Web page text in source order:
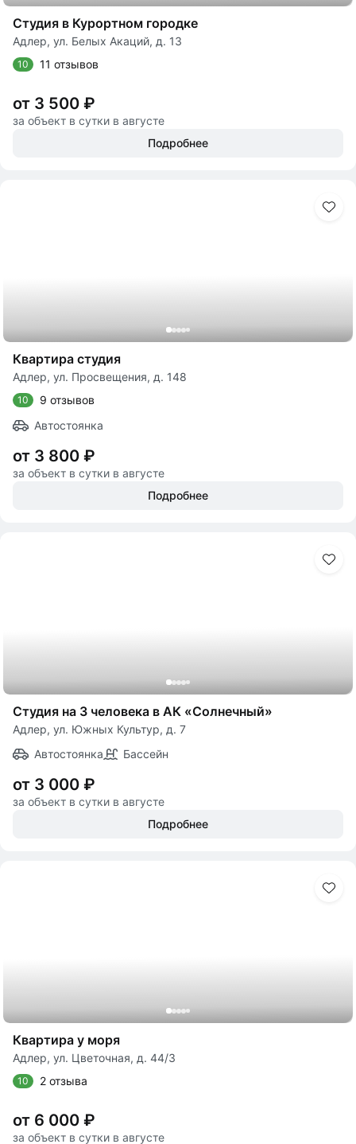
Студия в Курортном городке
Адлер, ул. Белых Акаций, д. 13
10 11 отзывов
от 3 500 ₽
за объект в сутки в августе
Подробнее
Квартира студия
Адлер, ул. Просвещения, д. 148
10
9 отзывов
Автостоянка
от 3 800 ₽
за объект в сутки в августе
Подробнее
Студия на 3 человека в АК «Солнечный»
Адлер, ул. Южных Культур, д. 7
Автостоянка
Бассейн
от 3 000 ₽
за объект в сутки в августе
Подробнее
Квартира у моря
Адлер, ул. Цветочная, д. 44/3
10 2 отзыва
от 6 000 ₽
за объект в сутки в августе